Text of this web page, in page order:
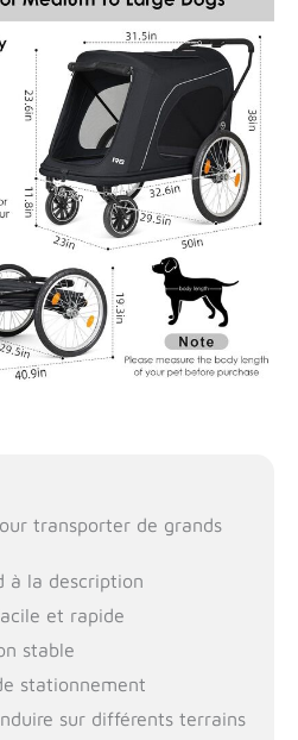
transporter de grands
à la description
et rapide
stable
stationnement
sur différents terrains